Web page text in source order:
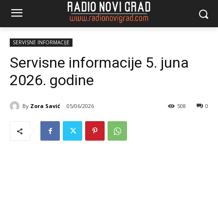
SERVISNE INFORMACIJE
Servisne informacije 5. juna
2026. godine
By Zora Savić 05/06/2026 0
508